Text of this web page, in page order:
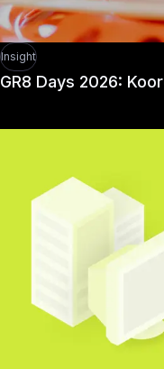
Insight
GR8 Days 2026: